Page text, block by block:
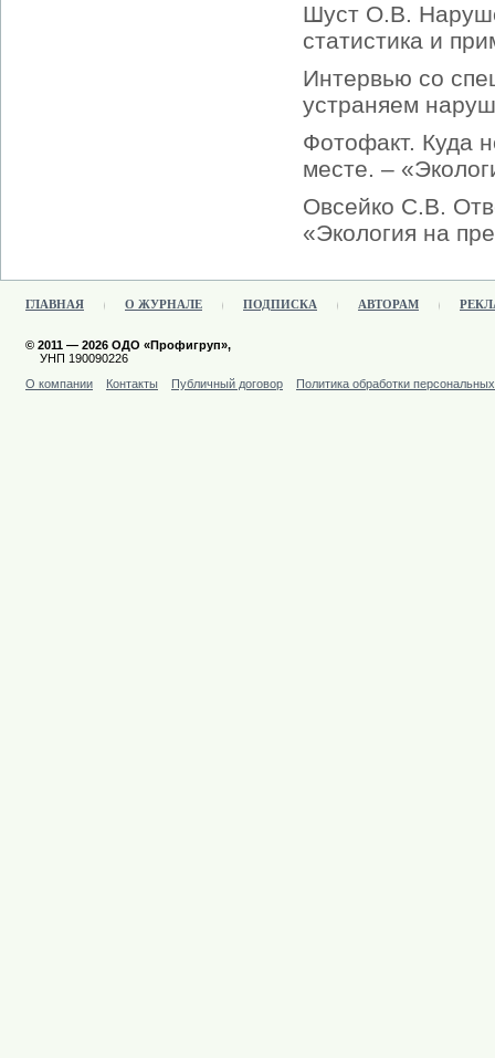
Шуст О.В.
статистика и
Интервью со
устраняем
Фотофакт. Куда
месте. –
Овсейко С.В.
«Экология на
ГЛАВНАЯ О ЖУРНАЛЕ ПОДПИСКА АВТОРАМ
© 2011 — 2026 ОДО «Профигруп»,
УНП 190090226
О компании
Контакты Публичный договор Политика обработки